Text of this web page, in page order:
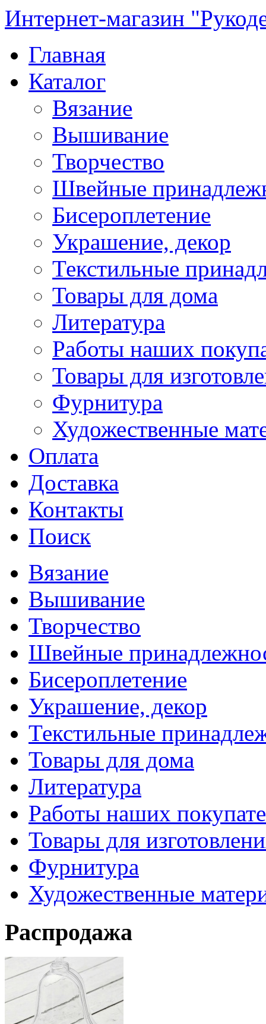
Интернет-магазин
Главная
Каталог
Вязание
Вышивание
Творчество
Швейные
Бисероплетение
Украшение, декор
Текстильные
Товары для дома
Литература
Работы наших
Товары для
Фурнитура
Художественные
Оплата
Доставка
Контакты
Поиск
Вязание
Вышивание
Творчество
Швейные
Бисероплетение
Украшение, декор
Текстильные
Товары для дома
Литература
Работы наших
Товары для
Фурнитура
Художественные
Распродажа